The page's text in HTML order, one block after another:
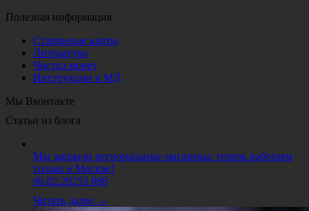
Полезная информация
Старинные карты
Литература
Чистка монет
Инструкции к МД
Мы Вконтакте
Статьи из блога
Мы закрыли региональные магазины: теперь работаем
только в Москве!
06.02.20253 088
Читать далее →